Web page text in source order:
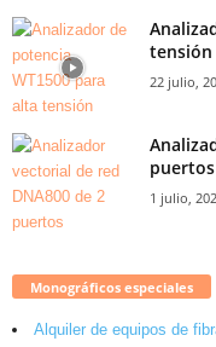
tensión
22 julio,
puertos
1 julio,
Monográficos especiales
Alquiler de equipos de